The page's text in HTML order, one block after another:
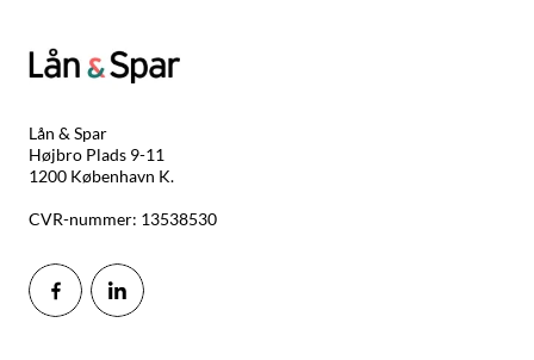
Lån & Spar
Højbro Plads 9-11
1200 København K.
CVR-nummer: 13538530